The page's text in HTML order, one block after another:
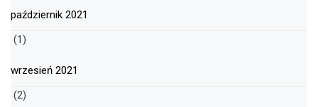
październik 2021
(1)
wrzesień 2021
(2)